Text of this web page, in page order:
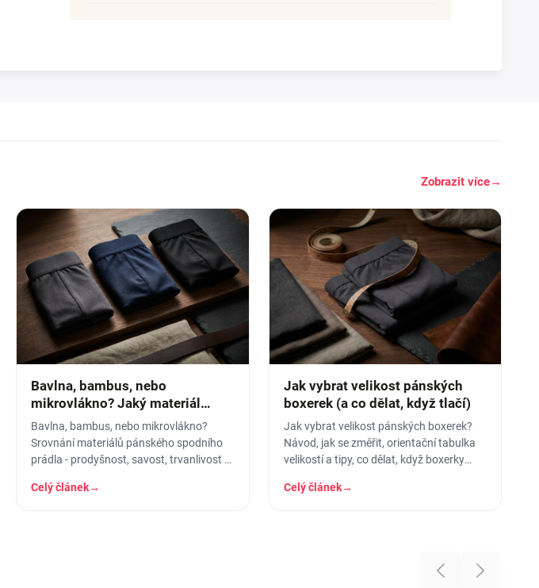
Zobrazit více→
Bavlna, bambus, nebo
mikrovlákno? Jaký materiál
pánského prádla vybrat
Bavlna, bambus, nebo mikrovlákno?
Srovnání materiálů pánského spodního
prádla - prodyšnost, savost, trvanlivost a
Celý článek→
Jak vybrat velikost pánských
boxerek (a co dělat, když tlačí)
Jak vybrat velikost pánských boxerek?
Návod, jak se změřit, orientační tabulka
velikostí a tipy, co dělat, když boxerky
Celý článek→
Previous Next